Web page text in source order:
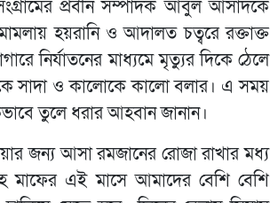
প্রবীন সম্পাদক আবুল আসাদকে
হয়রানি ও আদালত চত্বরে রক্তাক্ত
নির্যাতনের মাধ্যমে মৃত্যুর দিকে ঠেলে
সাদা ও কালোকে কালো বলার। এ সময়
তুলে ধরার আহবান জানান।
জন্য আসা রমজানের রোজা রাখার মধ্য
মাফের এই মাসে আমাদের বেশি বেশি